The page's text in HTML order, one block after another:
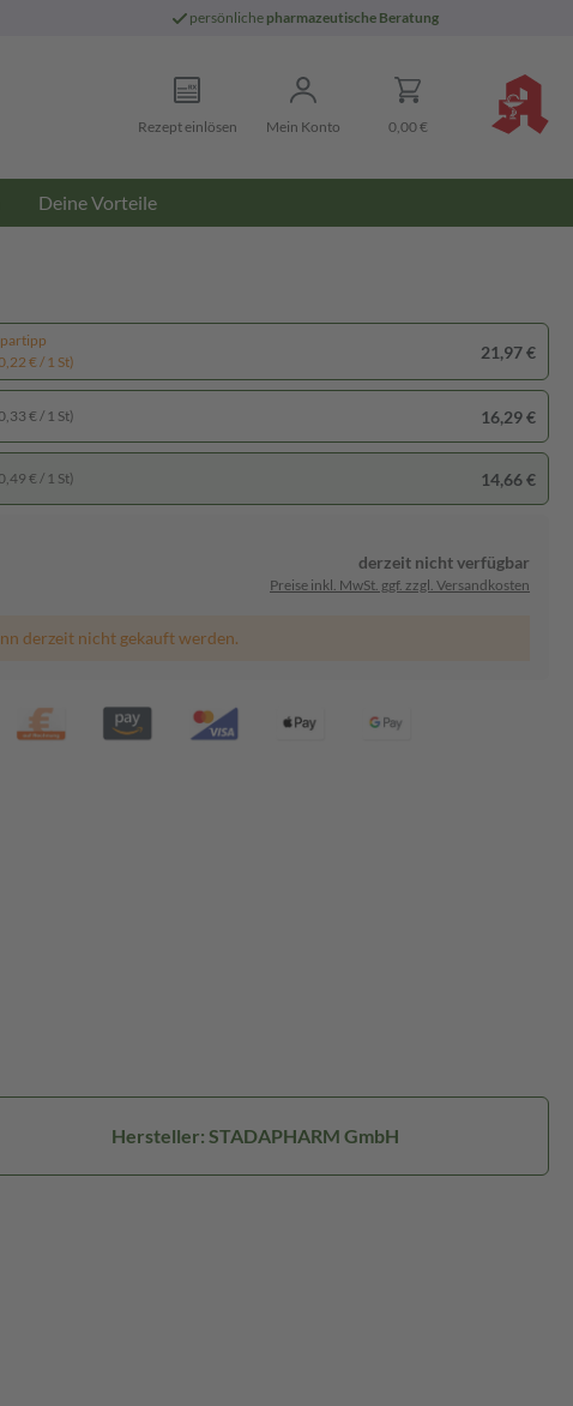
persönliche pharmazeutische Beratung
Rezept einlösen Mein Konto 0,00 €
Deine Vorteile
€ / 1 St)
21,97 €
€ / 1 St) 16,29 €
€ / 1 St) 14,66 €
derzeit nicht verfügbar
Preise inkl. MwSt. ggf. zzgl. Versandkosten
derzeit nicht gekauft werden.
Hersteller: STADAPHARM GmbH